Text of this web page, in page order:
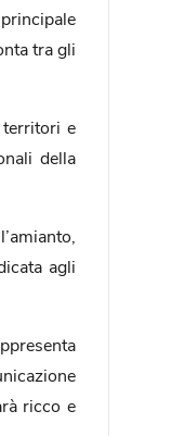
tra gli
territori e
della
agli
ricco e